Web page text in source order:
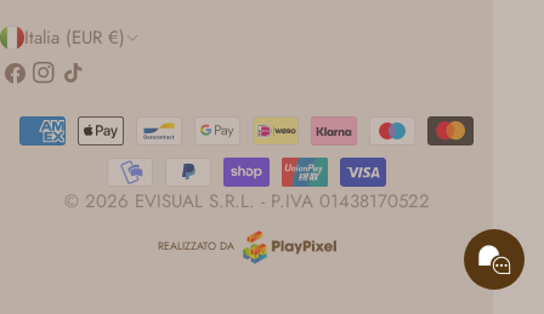
P
a
Italia (EUR €)
Facebook
Instagram
Tic
© 2026 EVISUAL S.R.L. - P.IVA 01438170522
Modalità
pagamento
REALIZZATO DA